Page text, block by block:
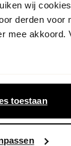
wij
derden voor
mee akkoord.
toestaan